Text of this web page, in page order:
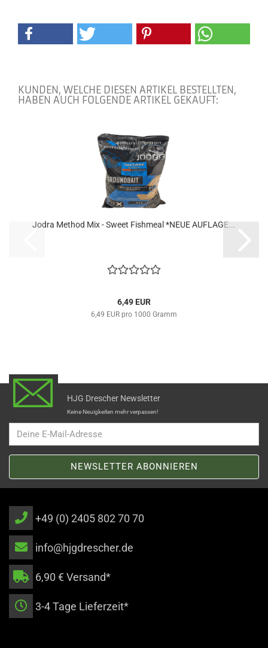
KUNDEN, WELCHE DIESEN ARTIKEL BESTELLTEN,
HABEN AUCH FOLGENDE ARTIKEL GEKAUFT:
Jodra Method Mix - Sweet Fishmeal *NEUE AUFLAGE...
6,49 EUR
6,49 EUR pro 1000 Gramm
HJG Drescher Newsletter
Keine Neuigkeiten mehr verpassen!
+49 (0) 2405 802 70 70
info@hjgdrescher.de
6,90 € Versand*
3-4 Tage Lieferzeit*